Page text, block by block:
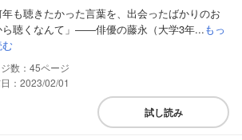
年も聴きたかった言葉を、出会ったばかりのお
ら聴くなんて」――俳優の藤永（大学3年...もっ
45
：2023/02/01
試し読み